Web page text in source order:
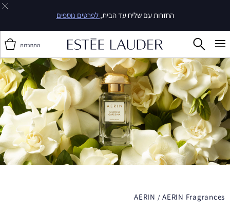
החזרות עם שליח עד הבית, לפרטים נוספים
התחברות
AERIN AERIN Fragrances